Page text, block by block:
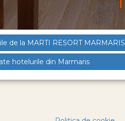
de la MARTI RESORT MARMARIS
hotelurile din Marmaris